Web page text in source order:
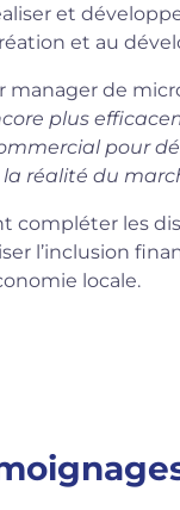
et
et au
manager de
plus
pour
réalité du
compléter les
l’inclusion
locale.